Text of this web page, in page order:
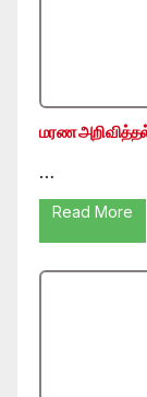
மரண அறிவித்தல்-
…
Read More